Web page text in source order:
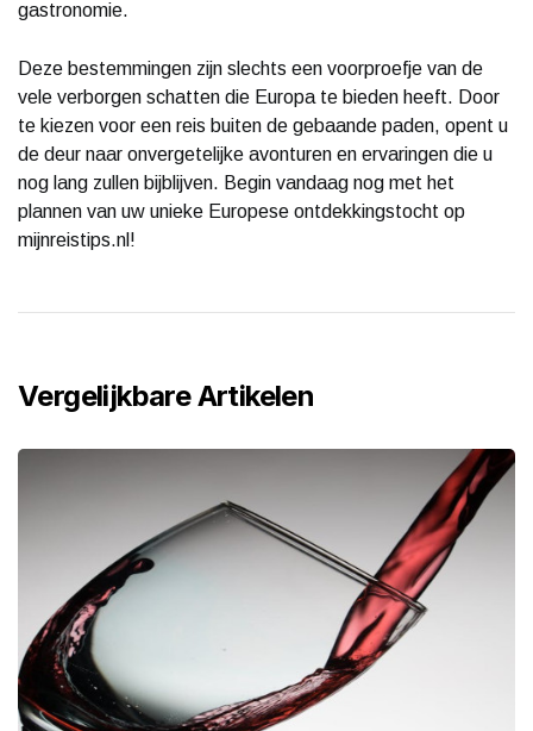
gastronomie.
Deze bestemmingen zijn slechts een voorproefje van de
vele verborgen schatten die Europa te bieden heeft. Door
te kiezen voor een reis buiten de gebaande paden, opent u
de deur naar onvergetelijke avonturen en ervaringen die u
nog lang zullen bijblijven. Begin vandaag nog met het
plannen van uw unieke Europese ontdekkingstocht op
mijnreistips.nl!
Vergelijkbare Artikelen